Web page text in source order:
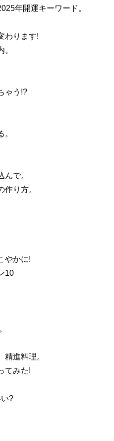
年開運キーワード。
わります!
ゃう!?
で。
り方。
やかに!
10
精進料理。
てみた!
?